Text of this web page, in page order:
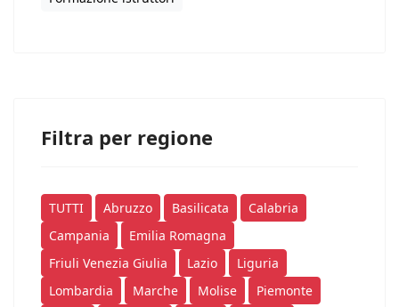
Filtra per regione
TUTTI Abruzzo Basilicata
Calabria
Campania
Emilia Romagna
Friuli Venezia Giulia
Lazio
Liguria
Lombardia
Marche Molise
Piemonte